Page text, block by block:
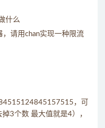
什么
请用chan实现一种限流
，可
3个数 最大值就是4），